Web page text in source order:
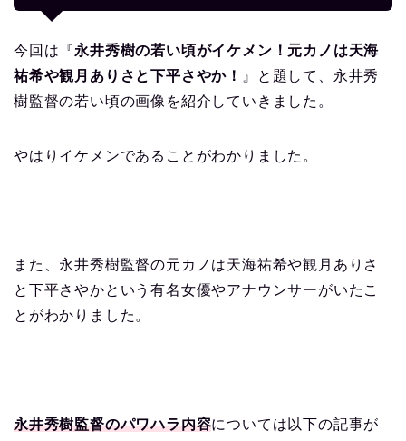
今回は『永井秀樹の若い頃がイケメン！元カノは天海
祐希や観月ありさと下平さやか！ 』と題して、永井秀
樹監督の若い頃の画像を紹介していきました。
やはりイケメンであることがわかりました。
また、永井秀樹監督の元カノは天海祐希や観月ありさ
と下平さやかという有名女優やアナウンサーがいたこ
とがわかりました。
永井秀樹監督のパワハラ内容については以下の記事が